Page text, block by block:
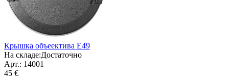
Крышка объеектива Е49
На складе:Достаточно
Арт.: 14001
45 €